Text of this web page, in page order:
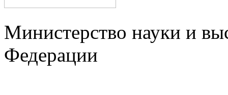
Министерство науки и
Федерации